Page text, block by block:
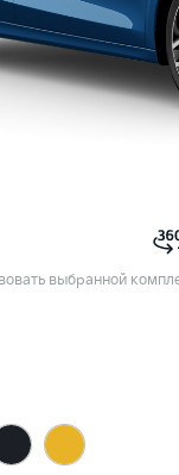
выбранной